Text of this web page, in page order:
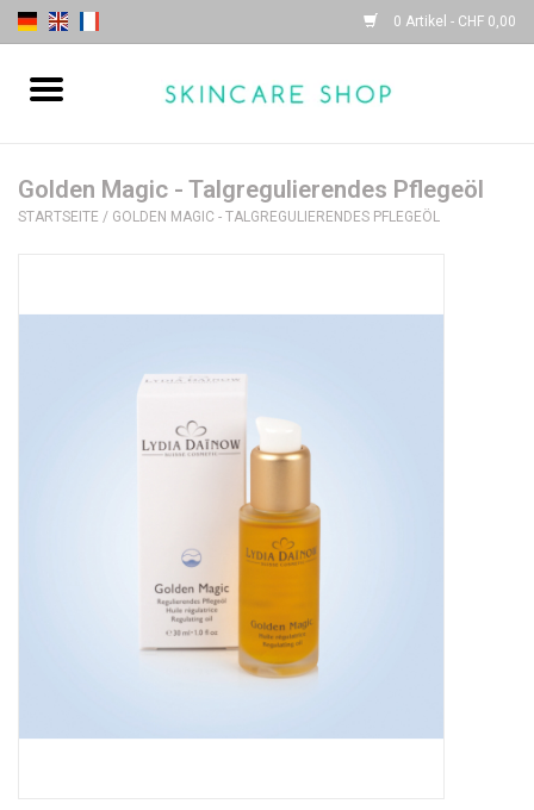
0 Artikel - CHF 0,00
| Sothys |
Golden Magic - Talgregulierendes Pflegeöl
STARTSEITE / GOLDEN MAGIC - TALGREGULIERENDES PFLEGEÖL